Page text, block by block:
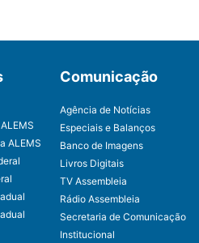
ALEMS
Comunicação
Agência de Notícias
Especiais e Balanços
Banco de Imagens
Livros Digitais
TV Assembleia
Rádio Assembleia
Secretaria de Comunicação
Institucional